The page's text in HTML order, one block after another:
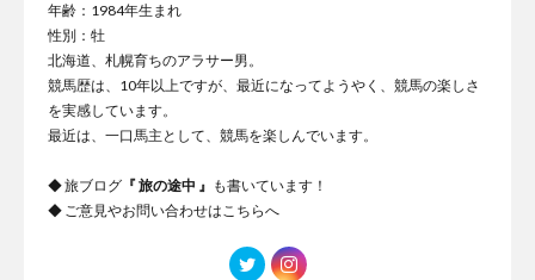
年齢：1984年生まれ
性別：牡
北海道、札幌育ちのアラサー男。
競馬歴は、10年以上ですが、最近になってようやく、競馬の楽しさ
を実感しています。
最近は、一口馬主として、競馬を楽しんでいます。
◆ 旅ブログ 『旅の途中 』 も書いています！
◆ ご意見やお問い合わせはこちらへ